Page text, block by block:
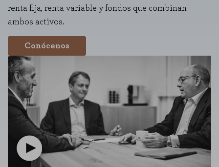
renta fija, renta variable y fondos que combinan
ambos activos.
Conócenos